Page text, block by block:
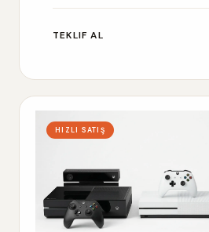
TEKLIF AL
HIZLI SATIŞ